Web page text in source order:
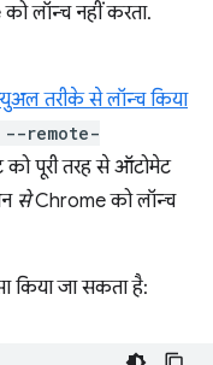
लॉन्च नहीं करता.
तरीके से लॉन्च किया
remote-
को पूरी तरह से ऑटोमेट
सेChrome को लॉन्च
किया जा सकता है: